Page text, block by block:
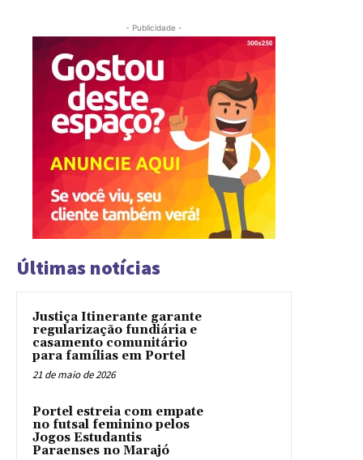
- Publicidade -
Últimas notícias
Justiça Itinerante garante
regularização fundiária e
casamento comunitário
para famílias em Portel
21 de maio de 2026
Portel estreia com empate
no futsal feminino pelos
Jogos Estudantis
Paraenses no Marajó